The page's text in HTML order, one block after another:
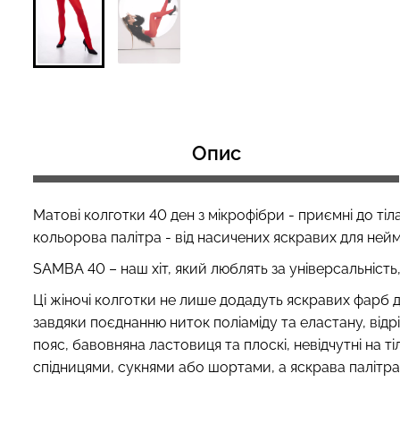
Опис
Матові колготки 40 ден з мікрофібри - приємні до
кольорова палітра - від насичених яскравих для
SAMBA 40 – наш хіт, який люблять за
Ці жіночі колготки не лише додадуть яскравих
завдяки поєднанню ниток поліаміду та еластану,
пояс, бавовняна ластовиця та плоскі, невідчутні на
спідницями, сукнями або шортами, а яскрава
299 грн.499 грн.
299 грн.499 грн.